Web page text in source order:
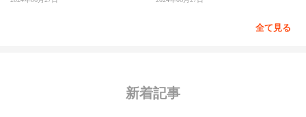
全て見る
新着記事